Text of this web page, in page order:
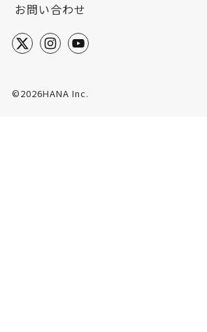
お問い合わせ
©2026HANA Inc.